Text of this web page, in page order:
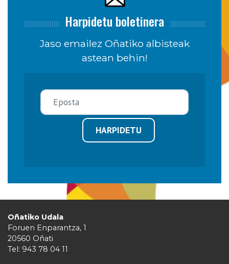
Harpidetu boletinera
Jaso emailez Oñatiko albisteak
astean behin!
HARPIDETU
Oñatiko Udala
Foruen Enparantza, 1
20560 Oñati
Tel: 943 78 04 11